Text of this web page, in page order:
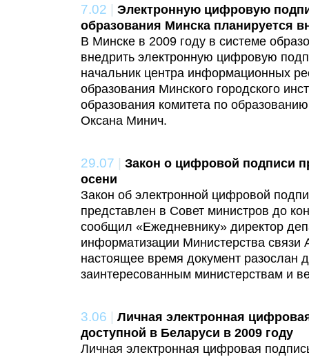
7.02 | Электронную цифровую
образования Минска планируется
В Минске в 2009 году в системе
внедрить электронную цифровую
начальник центра информационных
образования Минского городского
образования комитета по
Оксана Минич.
29.07 | Закон о цифровой подписи
осени
Закон об электронной цифровой
представлен в Совет министров до
сообщил «Ежедневнику» директор
информатизации Министерства
настоящее время документ разослан
заинтересованным министерствам и
3.06 | Личная электронная
доступной в Беларуси в 2009 году
Личная электронная цифровая